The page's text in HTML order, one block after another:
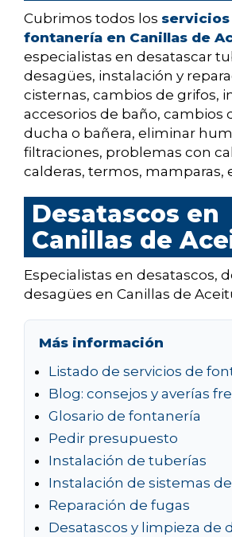
Cubrimos todos los servicios
fontanería en Canillas de
especialistas en desatascar
desagües, instalación y
cisternas, cambios de grifos,
accesorios de baño, cambios
ducha o bañera, eliminar
filtraciones, problemas con
calderas, termos, mamparas,
Desatascos en
Canillas de
Especialistas en desatascos,
desagües en Canillas de
Más información
Listado de servicios de
Blog: consejos y averías
Glosario de fontanería
Pedir presupuesto
Instalación de tuberías
Instalación de sistemas
Reparación de fugas
Desatascos y limpieza de